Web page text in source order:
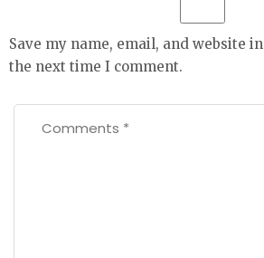
Save my name, email, and website
the next time I comment.